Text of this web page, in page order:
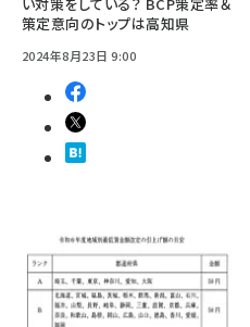
策定意向のトップは高知県
2024年8月23日 9:00